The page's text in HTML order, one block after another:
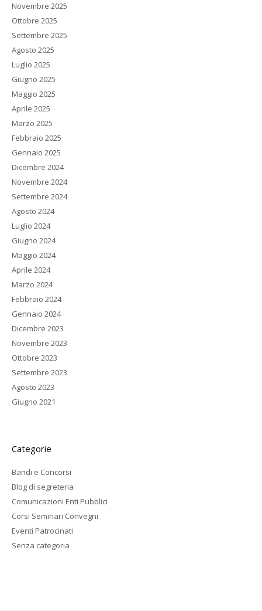
Novembre 2025
Ottobre 2025
Settembre 2025
Agosto 2025
Luglio 2025
Giugno 2025
Maggio 2025
Aprile 2025
Marzo 2025
Febbraio 2025
Gennaio 2025
Dicembre 2024
Novembre 2024
Settembre 2024
Agosto 2024
Luglio 2024
Giugno 2024
Maggio 2024
Aprile 2024
Marzo 2024
Febbraio 2024
Gennaio 2024
Dicembre 2023
Novembre 2023
Ottobre 2023
Settembre 2023
Agosto 2023
Giugno 2021
Categorie
Bandi e Concorsi
Blog di segreteria
Comunicazioni Enti Pubblici
Corsi Seminari Convegni
Eventi Patrocinati
Senza categoria